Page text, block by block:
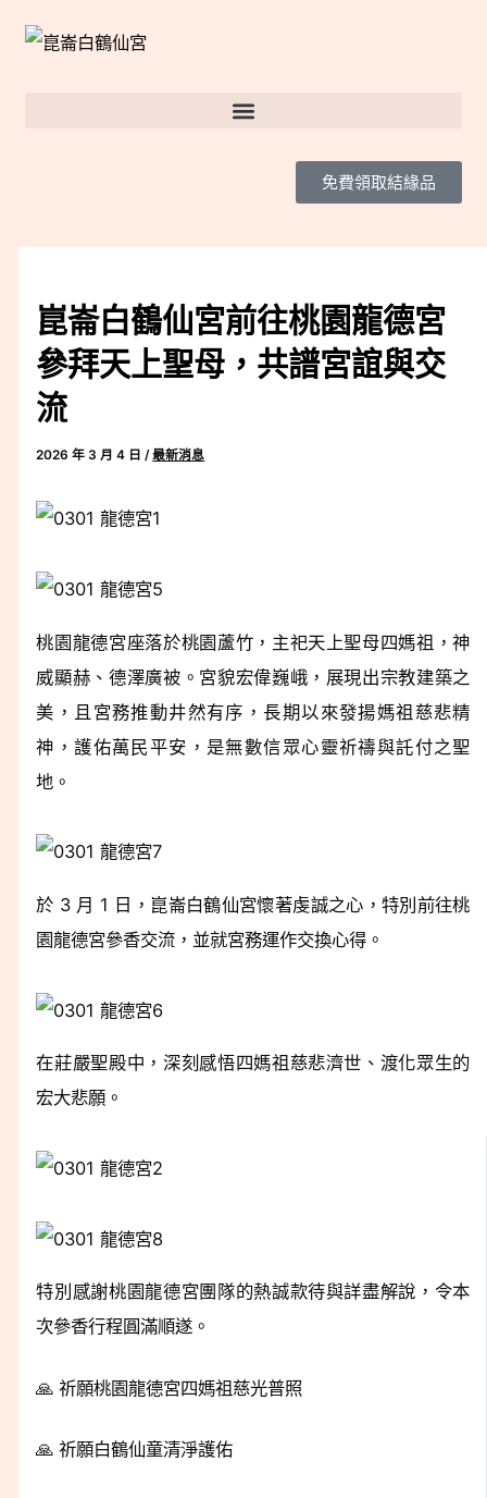
免費領取結緣品
崑崙白鶴仙宮前往桃園龍德宮
參拜天上聖母，共譜宮誼與交
流
2026 年 3 月 4 日/最新消息
桃園龍德宮座落於桃園蘆竹，主祀天上聖母四媽祖，神
威顯赫、德澤廣被。宮貌宏偉巍峨，展現出宗教建築之
美，且宮務推動井然有序，長期以來發揚媽祖慈悲精
神，護佑萬民平安，是無數信眾心靈祈禱與託付之聖
地。
於 3 月 1 日，崑崙白鶴仙宮懷著虔誠之心，特別前往桃
園龍德宮參香交流，並就宮務運作交換心得。
在莊嚴聖殿中，深刻感悟四媽祖慈悲濟世、渡化眾生的
宏大悲願。
特別感謝桃園龍德宮團隊的熱誠款待與詳盡解說，令本
次參香行程圓滿順遂。
🙏 祈願桃園龍德宮四媽祖慈光普照
🙏 祈願白鶴仙童清淨護佑
navigation